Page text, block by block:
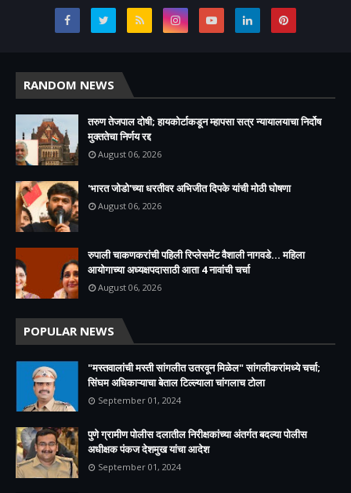
RANDOM NEWS
तरुण तेजपाल दोषी; हायकोर्टाकडून म्हापसा सत्र न्यायालयाचा निर्दोष
मुक्ततेचा निर्णय रद्द
August 06, 2026
'भारत जोडो'च्या धरतीवर अभिजीत दिपके यांची मोठी घोषणा
August 06, 2026
रुपाली चाकणकरांची पहिली रिप्लेसमेंट वैशाली नागवडे... महिला
आयोगाच्या अध्यक्षपदासाठी आता 4 नावांची चर्चा
August 06, 2026
POPULAR NEWS
"मस्तवालांची मस्ती सांगलीत उतरवून मिळेल" सांगलीकरांमध्ये चर्चा;
सिंघम अधिकाऱ्याचा बेताल टिल्ल्याला चांगलाच टोला
September 01, 2024
पुणे ग्रामीण पोलीस दलातील निरीक्षकांच्या अंतर्गत बदल्या पोलीस
अधीक्षक पंकज देशमुख यांचा आदेश
September 01, 2024